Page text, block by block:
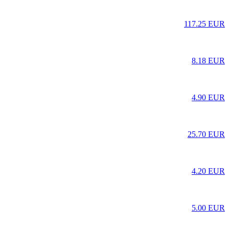
117.25 EUR
8.18 EUR
4.90 EUR
25.70 EUR
4.20 EUR
5.00 EUR